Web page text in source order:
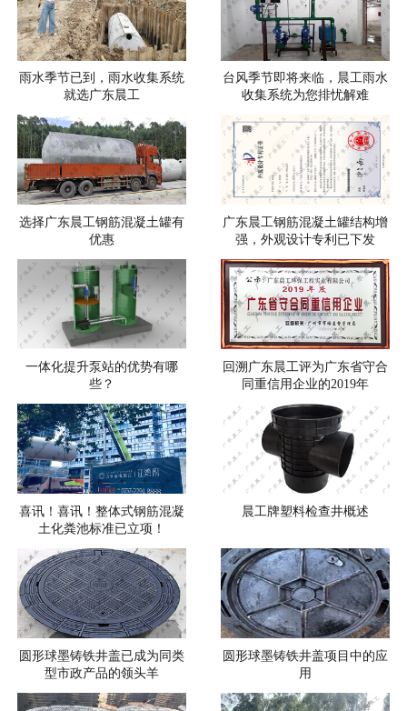
雨水季节已到，雨水收集系统
就选广东晨工
台风季节即将来临，晨工雨水
收集系统为您排忧解难
选择广东晨工钢筋混凝土罐有
优惠
广东晨工钢筋混凝土罐结构增
强，外观设计专利已下发
一体化提升泵站的优势有哪
些？
回溯广东晨工评为广东省守合
同重信用企业的2019年
喜讯！喜讯！整体式钢筋混凝
土化粪池标准已立项！
晨工牌塑料检查井概述
圆形球墨铸铁井盖已成为同类
型市政产品的领头羊
圆形球墨铸铁井盖项目中的应
用